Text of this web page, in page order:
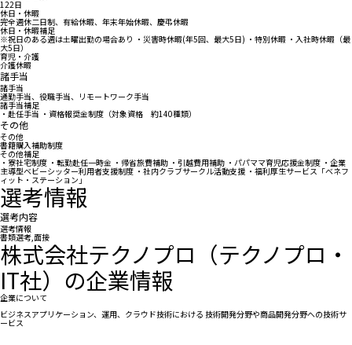
122日
休日・休暇
完全週休二日制、有給休暇、年末年始休暇、慶弔休暇
休日・休暇補足
※祝日のある週は土曜出勤の場合あり ・災害時休暇(年5回、最大5日) ・特別休暇 ・入社時休暇（最
大5日）
育児・介護
介護休暇
諸手当
諸手当
通勤手当、役職手当、リモートワーク手当
諸手当補足
・赴任手当 ・資格報奨金制度（対象資格 約140種類）
その他
その他
書籍購入補助制度
その他補足
・寮社宅制度 ・転勤赴任一時金 ・帰省旅費補助 ・引越費用補助 ・パパママ育児応援金制度 ・企業
主導型ベビーシッター利用者支援制度 ・社内クラブサークル活動支援 ・福利厚生サービス「ベネフ
ィット・ステーション」
選考情報
選考内容
選考情報
書類選考,面接
株式会社テクノプロ（テクノプロ・
IT社）の企業情報
企業について
ビジネスアプリケーション、運用、クラウド技術における 技術開発分野や商品開発分野への技術サ
ービス